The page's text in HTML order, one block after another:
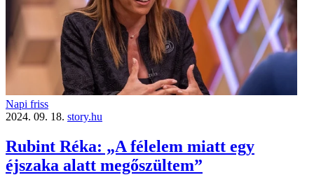
Napi friss
2024. 09. 18. story.hu
Rubint Réka: „A félelem miatt egy
éjszaka alatt megőszültem”